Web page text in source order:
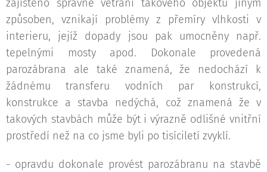
zajištěno správné větrání takového objektu jiným
způsoben, vznikají problémy z přemíry vlhkosti v
interieru, jejíž dopady jsou pak umocněny např.
tepelnými mosty apod. Dokonale provedená
parozábrana ale také znamená, že nedochází k
žádnému transferu vodních par konstrukcí,
konstrukce a stavba nedýchá, což znamená že v
takových stavbách může být i výrazně odlišné vnitřní
prostředí než na co jsme byli po tisíciletí zvyklí.
- opravdu dokonale provést parozábranu na stavbě